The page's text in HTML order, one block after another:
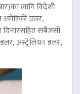
लागि विदेशी
अमेरिकी डलर,
दिनारसहित सबैजसो
अस्ट्रेलियन डलर,